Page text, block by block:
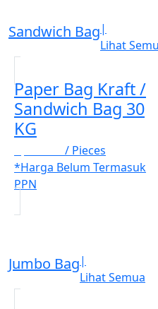
Sandwich Bag|
Lihat
Paper Bag Kraft /
Sandwich Bag 30
KG
/ Pieces
*Harga Belum Termasuk
PPN
Jumbo Bag|
Lihat Semua